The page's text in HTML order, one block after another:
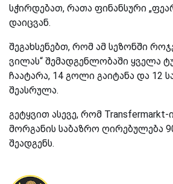
სჭირდებათ, რათა ფინანსური
დაიცვან.
შეგახსენებთ, რომ ამ სეზონში
ვილას“ შემადგენლობაში ყველა
ჩაატარა, 14 გოლი გაიტანა და 12
შეასრულა.
გეტყვით ასევე, რომ Transfermarkt-
მორგანის საბაზრო ღირებულება
შეადგენს.